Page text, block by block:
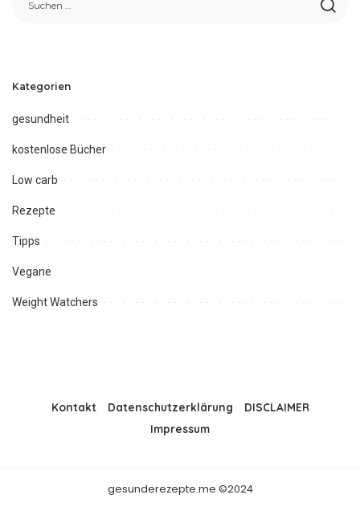
Kategorien
gesundheit
kostenlose Bücher
Low carb
Rezepte
Tipps
Vegane
Weight Watchers
Kontakt Datenschutzerklärung
DISCLAIMER
Impressum
gesunderezepte.me ©2024